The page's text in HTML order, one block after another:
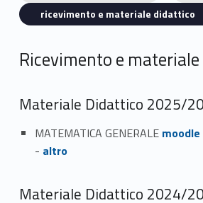
ricevimento e materiale didattico
Ricevimento e
Materiale Didattico 2025/
MATEMATICA GENERALE moodle
- altro
Materiale Didattico 2024/